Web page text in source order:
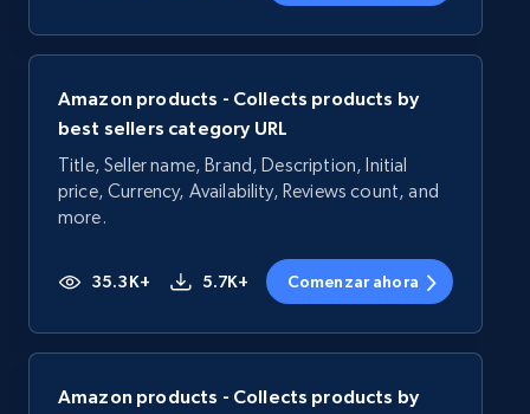
Amazon products - Collects products by
best sellers category URL
Title, Seller name, Brand, Description, Initial
price, Currency, Availability, Reviews count, and
more.
35.3K+ 5.7K+ Comenzar ahora
Amazon products - Collects products by